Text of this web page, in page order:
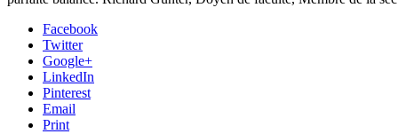
Facebook
Twitter
Google+
LinkedIn
Pinterest
Email
Print